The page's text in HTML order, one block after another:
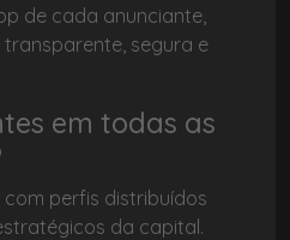
de cada anunciante,
segura e
em todas as
com perfis distribuídos
da capital.